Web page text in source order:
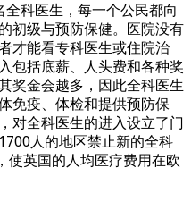
全科医生，每一个公民都向
初级与预防保健。医院没有
才能看专科医生或住院治
包括底薪、人头费和各种奖
奖金会越多，因此全科医生
免疫、体检和提供预防保
对全科医生的进入设立了门
人的地区禁止新的全科
使英国的人均医疗费用在欧